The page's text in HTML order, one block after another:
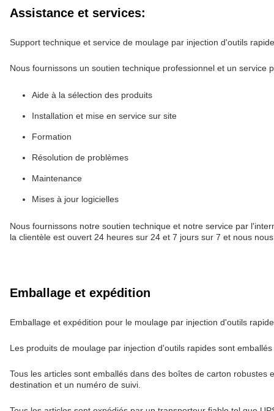
Assistance et services:
Support technique et service de moulage par injection d'outils
Nous fournissons un soutien technique professionnel et un service
Aide à la sélection des produits
Installation et mise en service sur site
Formation
Résolution de problèmes
Maintenance
Mises à jour logicielles
Nous fournissons notre soutien technique et notre service par
la clientèle est ouvert 24 heures sur 24 et 7 jours sur 7 et nous
Emballage et expédition
Emballage et expédition pour le moulage par injection d'outils
Les produits de moulage par injection d'outils rapides sont
Tous les articles sont emballés dans des boîtes de carton
destination et un numéro de suivi.